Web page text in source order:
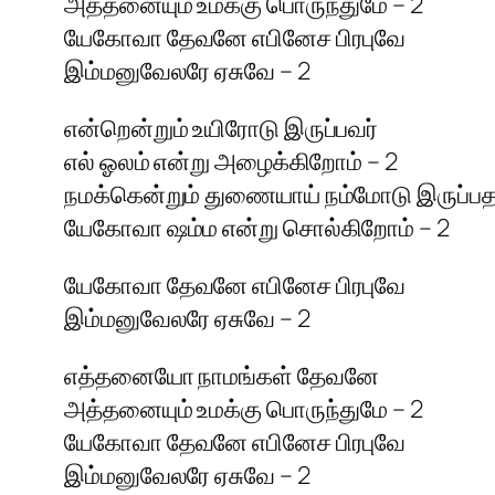
யேகோவா தேவனே எபினேச பிரபுவே
இம்மனுவேலரே ஏசுவே – 2
என்றென்றும் உயிரோடு இருப்பவர்
எல் ஓலம் என்று அழைக்கிறோம் – 2
நமக்கென்றும் துணையாய் நம்மோடு
யேகோவா ஷம்ம என்று சொல்கிறோம் – 2
யேகோவா தேவனே எபினேச பிரபுவே
இம்மனுவேலரே ஏசுவே – 2
எத்தனையோ நாமங்கள் தேவனே
அத்தனையும் உமக்கு பொருந்துமே – 2
யேகோவா தேவனே எபினேச பிரபுவே
இம்மனுவேலரே ஏசுவே – 2